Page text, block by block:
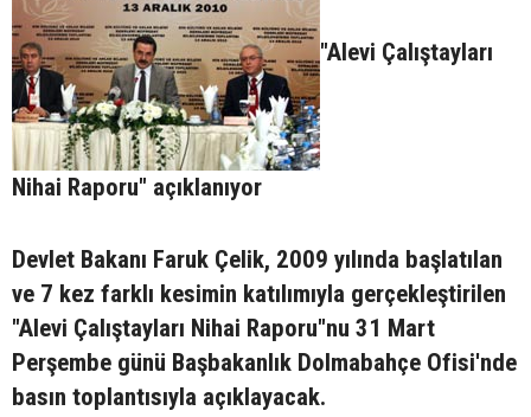
"Alevi Çalıştayları
Nihai Raporu" açıklanıyor
Devlet Bakanı Faruk Çelik, 2009 yılında başlatılan
ve 7 kez farklı kesimin katılımıyla gerçekleştirilen
"Alevi Çalıştayları Nihai Raporu"nu 31 Mart
Perşembe günü Başbakanlık Dolmabahçe Ofisi'nde
basın toplantısıyla açıklayacak.